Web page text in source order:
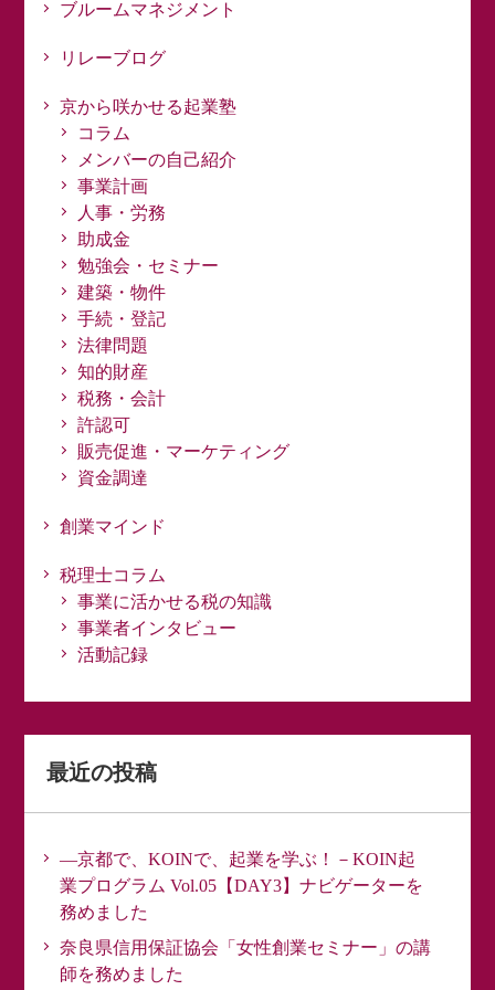
ブルームマネジメント
リレーブログ
京から咲かせる起業塾
コラム
メンバーの自己紹介
事業計画
人事・労務
助成金
勉強会・セミナー
建築・物件
手続・登記
法律問題
知的財産
税務・会計
許認可
販売促進・マーケティング
資金調達
創業マインド
税理士コラム
事業に活かせる税の知識
事業者インタビュー
活動記録
最近の投稿
―京都で、KOINで、起業を学ぶ！－KOIN起
業プログラム Vol.05【DAY3】ナビゲーターを
務めました
奈良県信用保証協会「女性創業セミナー」の講
師を務めました